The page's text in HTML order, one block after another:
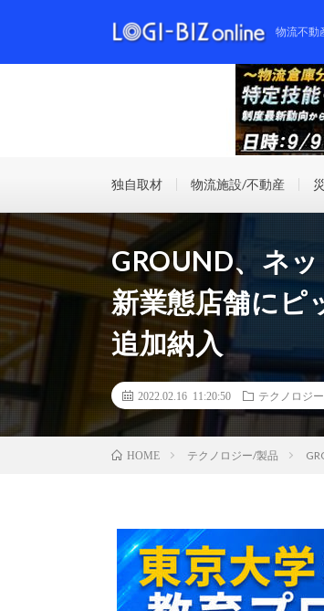
物流不動
独自取材 物流施設/不動産
GROUND、ネ
新業態店舗にピ
追加納入
2022.02.16 11:20:50 テクノロジ
HOME テクノロジー/製品